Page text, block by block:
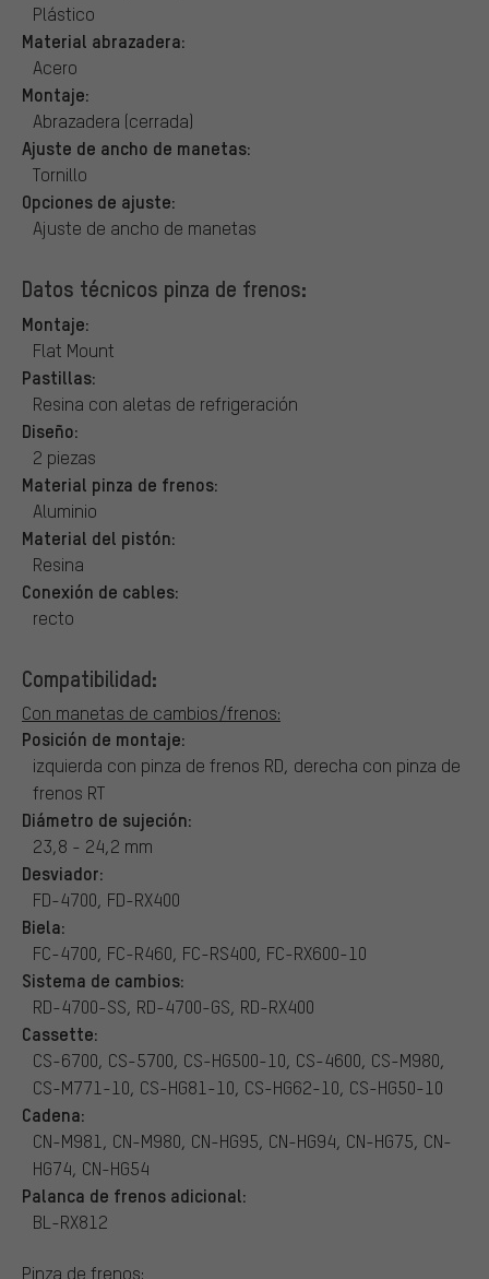
Plástico
Material abrazadera:
Acero
Montaje:
Abrazadera (cerrada)
Ajuste de ancho de manetas:
Tornillo
Opciones de ajuste:
Ajuste de ancho de manetas
Datos técnicos pinza de frenos:
Montaje:
Flat Mount
Pastillas:
Resina con aletas de refrigeración
Diseño:
2 piezas
Material pinza de frenos:
Aluminio
Material del pistón:
Resina
Conexión de cables:
recto
Compatibilidad:
Con manetas de cambios/frenos:
Posición de montaje:
izquierda con pinza de frenos RD, derecha con pinza de
frenos RT
Diámetro de sujeción:
23,8 - 24,2 mm
Desviador:
FD-4700, FD-RX400
Biela:
FC-4700, FC-R460, FC-RS400, FC-RX600-10
Sistema de cambios:
RD-4700-SS, RD-4700-GS, RD-RX400
Cassette:
CS-6700, CS-5700, CS-HG500-10, CS-4600, CS-M980,
CS-M771-10, CS-HG81-10, CS-HG62-10, CS-HG50-10
Cadena:
CN-M981, CN-M980, CN-HG95, CN-HG94, CN-HG75, CN-
HG74, CN-HG54
Palanca de frenos adicional:
BL-RX812
Pinza de frenos: